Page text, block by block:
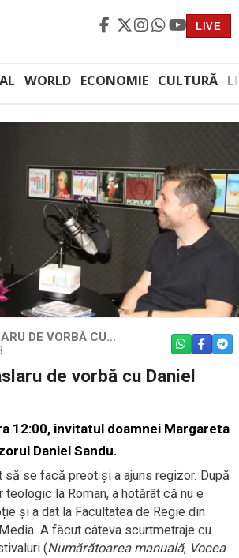
LIVE
WORLD ECONOMIE CULTURĂ
DE VORBĂ CU...
WHATSAPP
de vorbă cu Daniel
12:00, invitatul doamnei Margareta
Daniel Sandu.
să se facă preot și a ajuns regizor. După
la Roman, a hotărât că nu e
și a dat la Facultatea de Regie din
A făcut câteva scurtmetraje cu
(Numărătoarea manuală, Vocea